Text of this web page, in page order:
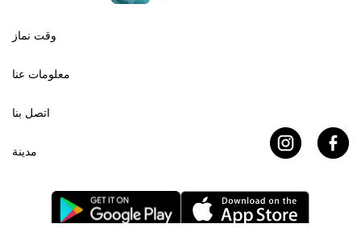
وقت نماز
معلومات عنا
اتصل بنا
مدينة